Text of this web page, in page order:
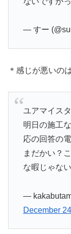
— すー
＊感じが悪いの
ユアマイス
明日の施工
応の回答の
まだかい？
な暇じゃな
—
December